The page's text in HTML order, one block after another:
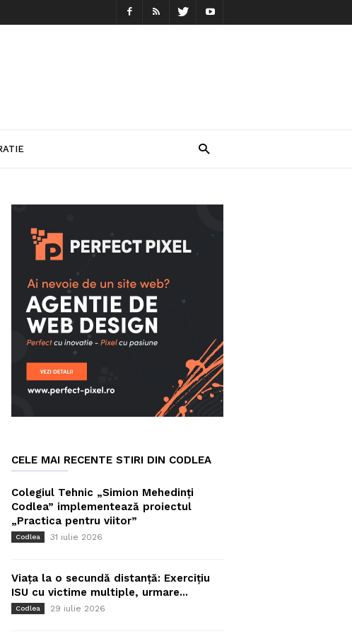
CELE MAI RECENTE STIRI DIN CODLEA
Colegiul Tehnic „Simion Mehedinți
Codlea” implementează proiectul
„Practica pentru viitor”
Codlea 31 iulie 2026
Viața la o secundă distanță: Exercițiu
ISU cu victime multiple, urmare...
Codlea 29 iulie 2026